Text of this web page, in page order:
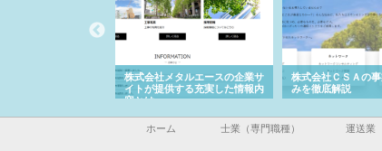
株式会社メタルエースの企業サ
イトが提供する充実した情報内
容とは
株式会社ＣＳＡの
みを徹底解説
ホーム 士業（専門職種） 運送業